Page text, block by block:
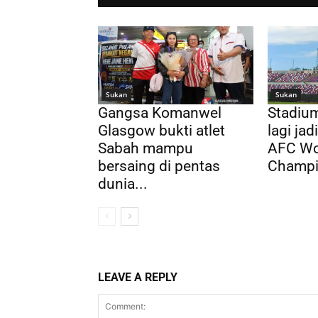
Sukan
Gangsa Komanwel
Glasgow bukti atlet
Sabah mampu
bersaing di pentas
dunia...
Sukan
lagi
AFC
LEAVE A REPLY